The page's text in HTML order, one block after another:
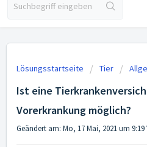
Lösungsstartseite Tier
Ist eine
Vorerkrankung möglich?
Geändert am: Mo, 17 Mai, 2021 um 9:19